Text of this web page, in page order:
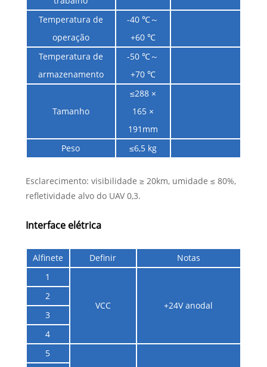
Temperatura de
operação
-40 ℃～
+60 ℃
Temperatura de
armazenamento
-50 ℃～
+70 ℃
Tamanho
≤288 ×
165 ×
191mm
Peso
≤6,5 kg
Esclarecimento: visibilidade ≥ 20km, umidade ≤ 80%,
refletividade alvo do UAV 0,3.
Interface elétrica
Alfinete Definir
Notas
1
VCC +24V anodal
2
3
4
5